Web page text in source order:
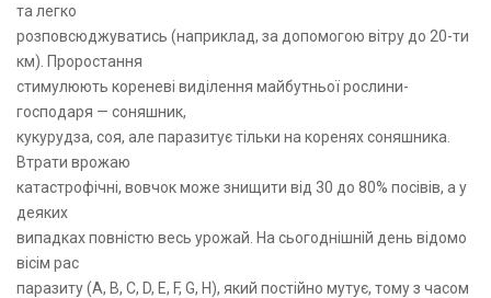
та легко
розповсюджуватись (наприклад, за допомогою вітру до 20-ти
км). Проростання
стимулюють кореневі виділення майбутньої рослини-
господаря — соняшник,
кукурудза, соя, але паразитує тільки на коренях соняшника.
Втрати врожаю
катастрофічні, вовчок може знищити від 30 до 80% посівів, а у
деяких
випадках повністю весь урожай. На сьогоднішній день відомо
вісім рас
паразиту (A, B, C, D, E, F, G, H), який постійно мутує, тому з часом